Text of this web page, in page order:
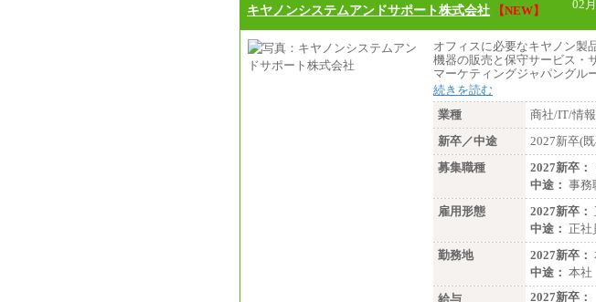
キヤノンシステムアンドサポート株式会社 【NEW】 02
オフィスに必要なキヤノン製
機器の販売と保守サービス・
マーケティングジャパングル
続きを読む
業種
商社/IT/情
新卒／中途
2027新卒(
募集職種
2027新卒：
中途： 事務
雇用形態
2027新卒：
中途： 正社
勤務地
2027新卒：
中途： 本
給与
2027新卒：